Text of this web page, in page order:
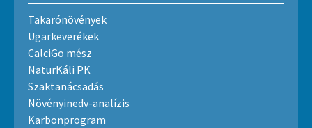
Takarónövények
Ugarkeverékek
CalciGo mész
NaturKáli PK
Szaktanácsadás
Növényinedv-analízis
Karbonprogram